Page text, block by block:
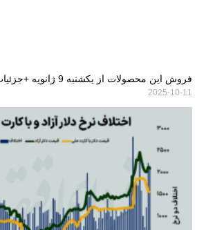
فروش این محصولات از یکشنبه 9 ژانویه +جزئیات
2025-10-11